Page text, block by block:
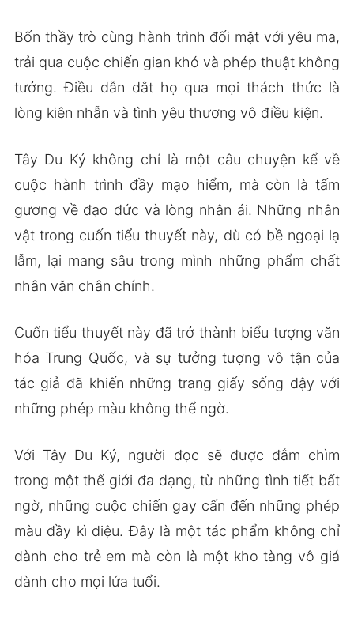
Bốn thầy trò cùng hành trình đối mặt với yêu ma,
trải qua cuộc chiến gian khó và phép thuật không
tưởng. Điều dẫn dắt họ qua mọi thách thức là
lòng kiên nhẫn và tình yêu thương vô điều kiện.
Tây Du Ký không chỉ là một câu chuyện kể về
cuộc hành trình đầy mạo hiểm, mà còn là tấm
gương về đạo đức và lòng nhân ái. Những nhân
vật trong cuốn tiểu thuyết này, dù có bề ngoại lạ
lẫm, lại mang sâu trong mình những phẩm chất
nhân văn chân chính.
Cuốn tiểu thuyết này đã trở thành biểu tượng văn
hóa Trung Quốc, và sự tưởng tượng vô tận của
tác giả đã khiến những trang giấy sống dậy với
những phép màu không thể ngờ.
Với Tây Du Ký, người đọc sẽ được đắm chìm
trong một thế giới đa dạng, từ những tình tiết bất
ngờ, những cuộc chiến gay cấn đến những phép
màu đầy kì diệu. Đây là một tác phẩm không chỉ
dành cho trẻ em mà còn là một kho tàng vô giá
dành cho mọi lứa tuổi.